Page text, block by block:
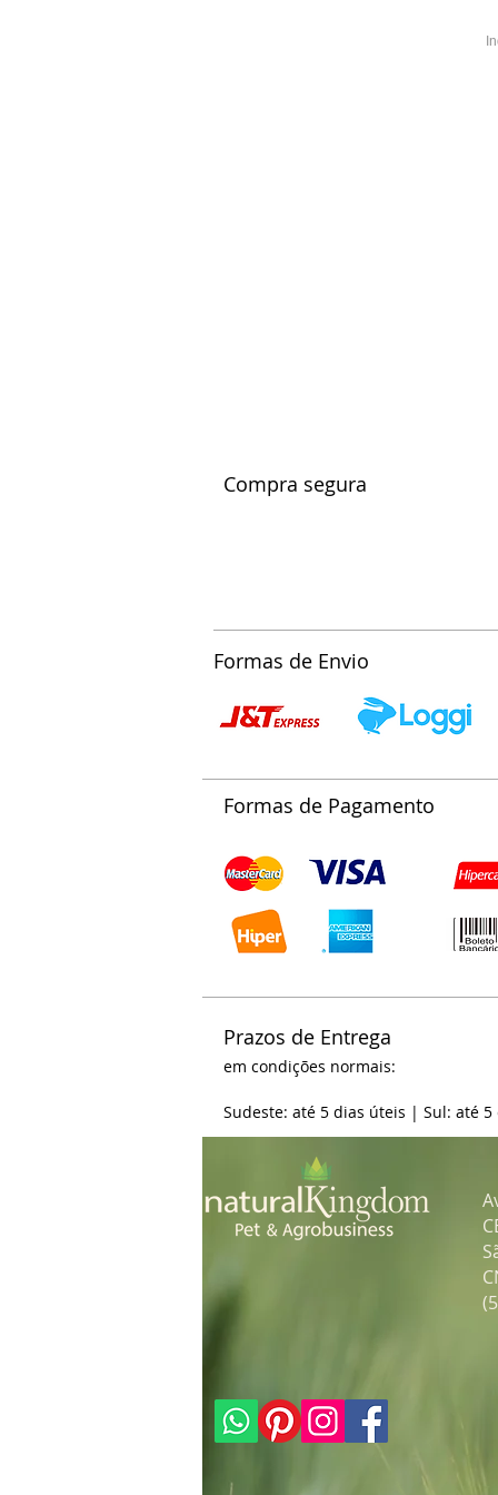
Compra segura
Formas de Envio
Formas de Pagamento
Prazos de Entrega
em condições normais:
Sudeste: até 5 dias úteis | Sul: até